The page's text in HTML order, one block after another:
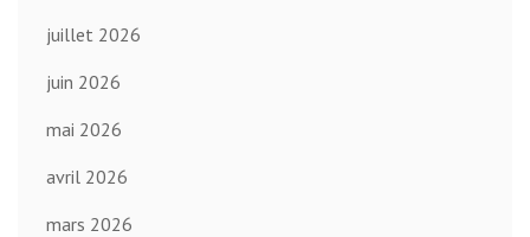
juillet 2026
juin 2026
mai 2026
avril 2026
mars 2026